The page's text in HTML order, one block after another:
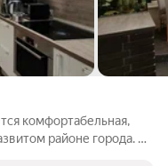
комфортабельная,
районе города. В